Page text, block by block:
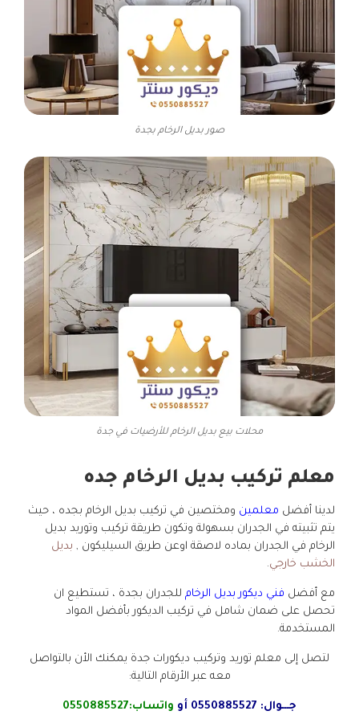
صور بديل الرخام بجدة
محلات بيع بديل الرخام للأرضيات في جدة
معلم تركيب بديل الرخام جده
لدينا أفضل معلمين ومختصين في تركيب بديل الرخام بجده ، حيث
يتم تثبيته في الجدران بسهولة وتكون طريقة تركيب وتوريد بديل
الرخام في الجدران بماده لاصقة اوعن طريق السيليكون , بديل
الخشب خارجي.
مع أفضل فني ديكور بديل الرخام للجدران بجدة ، تستطيع ان
تحصل على ضمان شامل في تركيب الديكور بأفضل المواد
المستخدمة.
لتصل إلى معلم توريد وتركيب ديكورات جدة يمكنك الأن بالتواصل
معه عبر الأرقام التالية:
جـــوال: 0550885527 أو واتساب:0550885527